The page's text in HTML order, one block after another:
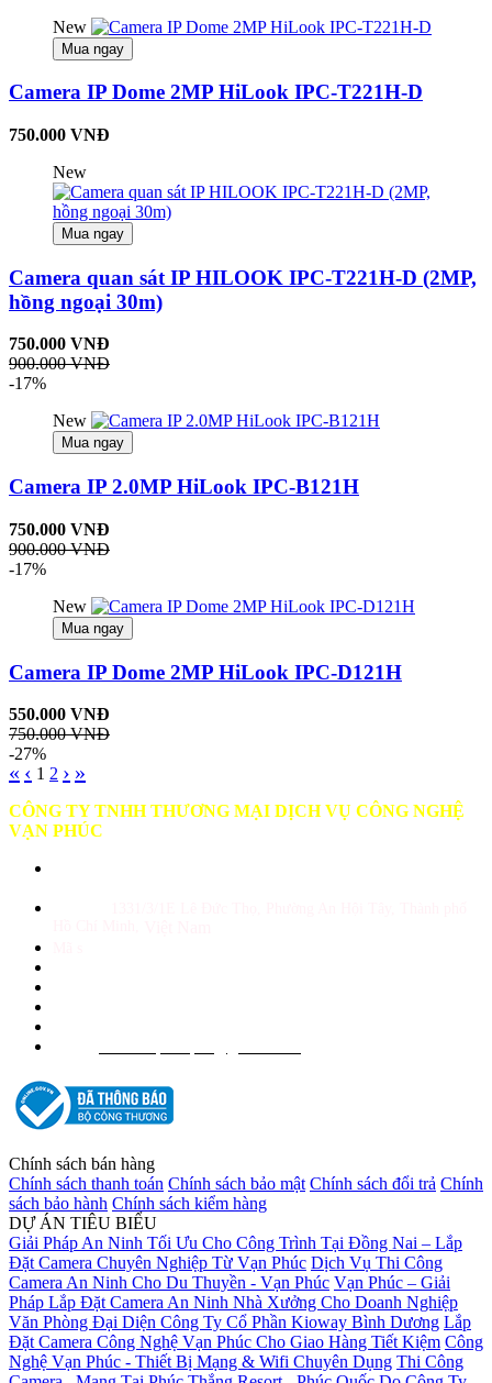
New
Mua ngay
Camera IP Dome 2MP HiLook IPC-T221H-D
750.000 VNĐ
New
Mua ngay
Camera quan sát IP HILOOK IPC-T221H-D (2MP,
hồng ngoại 30m)
750.000 VNĐ
900.000 VNĐ
-17%
New
Mua ngay
Camera IP 2.0MP HiLook IPC-B121H
750.000 VNĐ
900.000 VNĐ
-17%
New
Mua ngay
Camera IP Dome 2MP HiLook IPC-D121H
550.000 VNĐ
750.000 VNĐ
-27%
« ‹ 1 2 › »
CÔNG TY TNHH THƯƠNG MẠI DỊCH VỤ CÔNG NGHỆ
VẠN PHÚC
Chính sách bán hàng
Chính sách thanh toán Chính sách bảo mật Chính sách đổi trả Chính
sách bảo hành Chính sách kiểm hàng
DỰ ÁN TIÊU BIỂU
Giải Pháp An Ninh Tối Ưu Cho Công Trình Tại Đồng Nai – Lắp
Đặt Camera Chuyên Nghiệp Từ Vạn Phúc Dịch Vụ Thi Công
Camera An Ninh Cho Du Thuyền - Vạn Phúc Vạn Phúc – Giải
Pháp Lắp Đặt Camera An Ninh Nhà Xưởng Cho Doanh Nghiệp
Văn Phòng Đại Diện Công Ty Cổ Phần Kioway Bình Dương Lắp
Đặt Camera Công Nghệ Vạn Phúc Cho Giao Hàng Tiết Kiệm Công
Nghệ Vạn Phúc - Thiết Bị Mạng & Wifi Chuyên Dụng Thi Công